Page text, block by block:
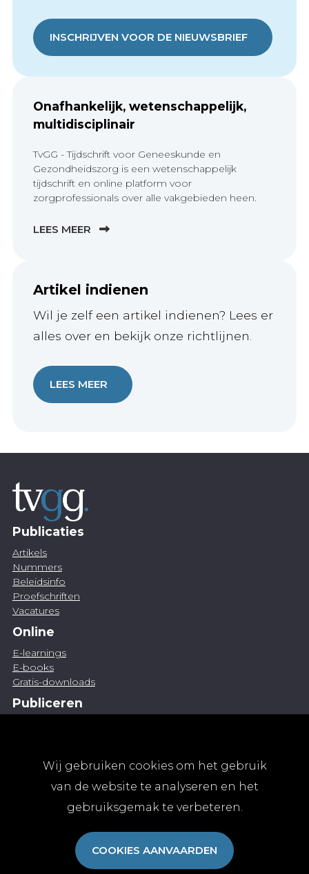
Wij gebruiken cookies om het gebruik
van de website te analyseren en het
gebruiksgemak te verbeteren.
COOKIES AANVAARDEN
INSCHRIJVEN VOOR DE NIEUWSBRIEF
Onafhankelijk, wetenschappelijk,
multidisciplinair
TvGG - Tijdschrift voor Geneeskunde en
Gezondheidszorg is een wetenschappelijk
tijdschrift en online platform voor
zorgprofessionals over alle vakgebieden heen.
LEES MEER
Artikel indienen
Wil je zelf een artikel indienen? Lees er
alles over en bekijk onze richtlijnen.
LEES MEER
Publicaties
Artikels
Nummers
Beleidsinfo
Proefschriften
Vacatures
Online
E-learnings
E-books
Gratis-downloads
Publiceren
Abonnementen
Algemene abonnementsvoorwaarden